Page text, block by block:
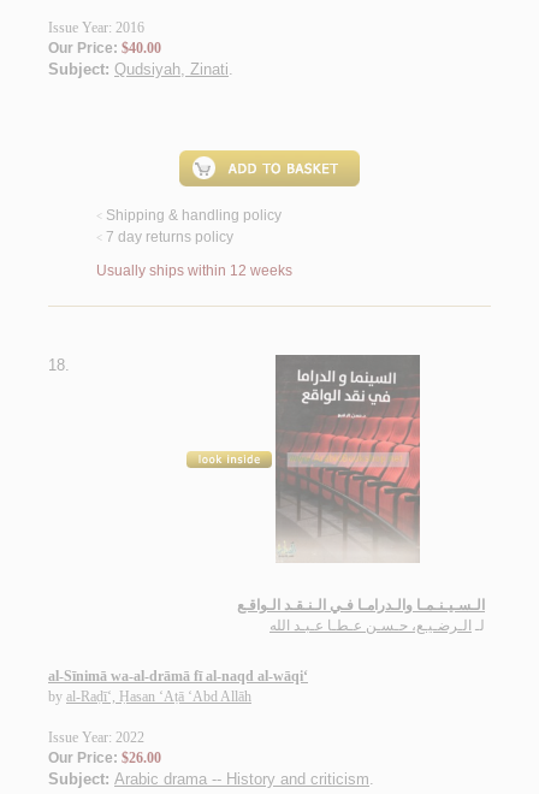
Issue Year: 2016
Our Price: $40.00
Subject: Qudsiyah, Zinati.
< Shipping & handling policy
< 7 day returns policy
Usually ships within 12 weeks
18.
الـسـيـنـمـا والـدرامـا فـي الـنـقـد الـواقـع
لـ الـرضـيـع، حـسـن عـطـا عـبـد الله
al-Sīnimā wa-al-drāmā fī al-naqd al-wāqi‘
by al-Raḍī‘, Ḥasan ‘Aṭā ‘Abd Allāh
Issue Year: 2022
Our Price: $26.00
Subject: Arabic drama -- History and criticism.